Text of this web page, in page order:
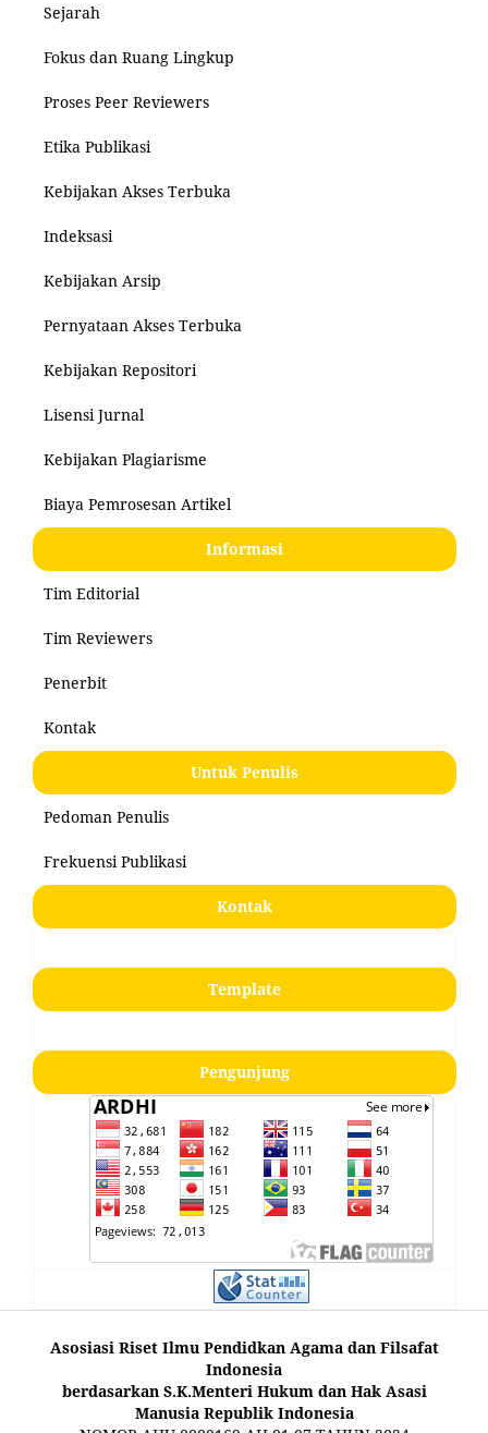
Sejarah
Fokus dan Ruang Lingkup
Proses Peer Reviewers
Etika Publikasi
Kebijakan Akses Terbuka
Indeksasi
Kebijakan Arsip
Pernyataan Akses Terbuka
Kebijakan Repositori
Lisensi Jurnal
Kebijakan Plagiarisme
Biaya Pemrosesan Artikel
Informasi
Tim Editorial
Tim Reviewers
Penerbit
Kontak
Untuk Penulis
Pedoman Penulis
Frekuensi Publikasi
Kontak
Template
Pengunjung
Asosiasi Riset Ilmu Pendidkan Agama dan Filsafat
Indonesia
berdasarkan S.K.Menteri Hukum dan Hak Asasi
Manusia Republik Indonesia